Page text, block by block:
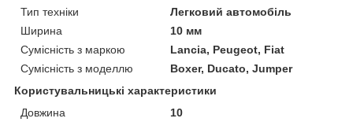
Тип техніки
Легковий автомобіль
Ширина
10 мм
Сумісність з маркою
Lancia, Peugeot, Fiat
Сумісність з моделлю
Boxer, Ducato, Jumper
Користувальницькі характеристики
Довжина
10